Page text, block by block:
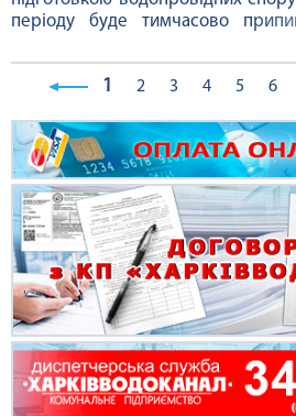
періоду буде тимчасово
обмеженими: пр. Льва Ландау,
Тракторобудівників,
1 2 3 4 5 6